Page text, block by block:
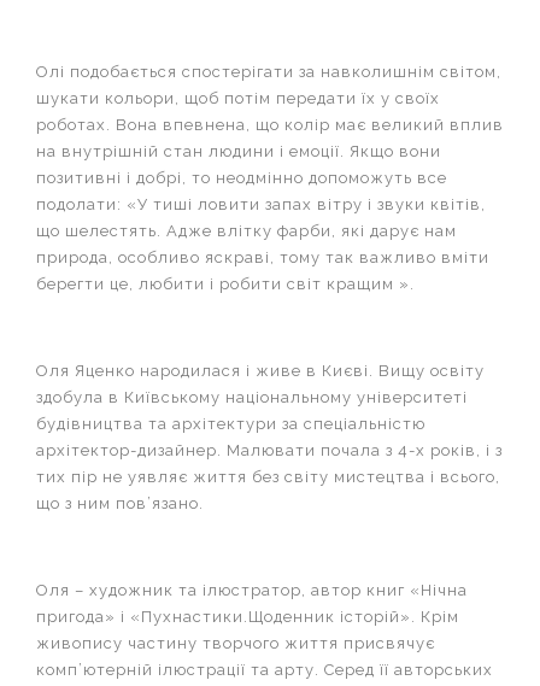
Олі подобається спостерігати за навколишнім світом,
шукати кольори, щоб потім передати їх у своїх
роботах. Вона впевнена, що колір має великий вплив
на внутрішній стан людини і емоції. Якщо вони
позитивні і добрі, то неодмінно допоможуть все
подолати: «У тиші ловити запах вітру і звуки квітів,
що шелестять. Адже влітку фарби, які дарує нам
природа, особливо яскраві, тому так важливо вміти
берегти це, любити і робити світ кращим ».
Оля Яценко народилася і живе в Києві. Вищу освіту
здобула в Київському національному університеті
будівництва та архітектури за спеціальністю
архітектор-дизайнер. Малювати почала з 4-х років, і з
тих пір не уявляє життя без світу мистецтва і всього,
що з ним пов’язано.
Оля – художник та ілюстратор, автор книг «Нічна
пригода» і «Пухнастики.Щоденник історій». Крім
живопису частину творчого життя присвячує
комп’ютерній ілюстрації та арту. Серед її авторських